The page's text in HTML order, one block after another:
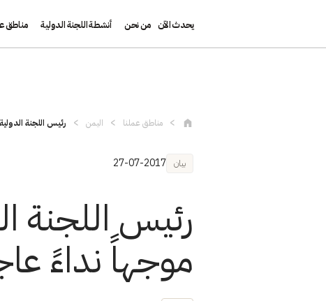
يحدث الآن من نحن أنشطة اللجنة الدولية مناطق
مناطق عملنا اليمن رئيس اللجنة
بيان 27-07-2017
رئيس اللجنة
موجهاً نداءً